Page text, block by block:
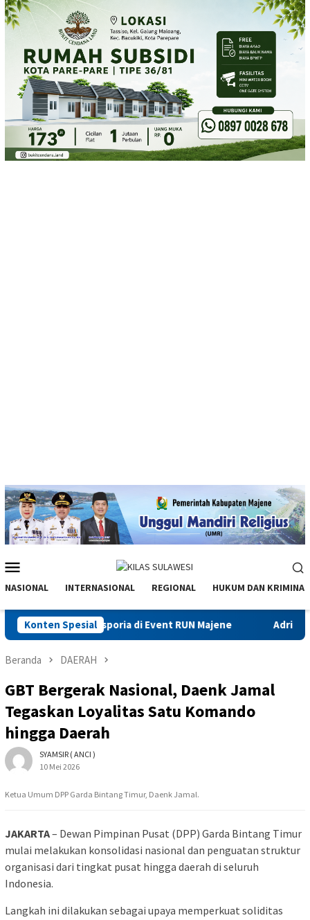
Loncat
ke
Mobile
NASIONAL INTERNASIONAL REGIONAL HUKUM DAN KRIMINAL
Konten Spesial
Pasporia di Event RUN Majene Adriano, Simbol
Beranda DAERAH
GBT Bergerak Nasional, Daenk Jamal
Tegaskan Loyalitas Satu Komando
hingga Daerah
SYAMSIR ( ANCI )
10 Mei 2026
Ketua Umum DPP Garda Bintang Timur, Daenk Jamal.
JAKARTA– Dewan Pimpinan Pusat (DPP) Garda Bintang Timur
mulai melakukan konsolidasi nasional dan penguatan struktur
organisasi dari tingkat pusat hingga daerah di seluruh
Indonesia.
Langkah ini dilakukan sebagai upaya memperkuat soliditas